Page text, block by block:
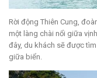
Rời động Thiên Cung,
một làng chài nổi giữa
đây, du khách sẽ được
giữa biển.